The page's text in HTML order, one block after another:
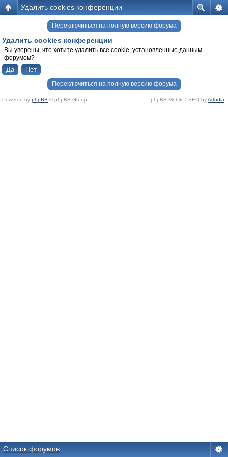
Удалить cookies конференции
Переключиться на полную версию форума
Удалить cookies конференции
Вы уверены, что хотите удалить все cookie, установленные данным
форумом?
Переключиться на полную версию форума
Powered by phpBB © phpBB Group. phpBB Mobile / SEO byArtodia
Список форумов